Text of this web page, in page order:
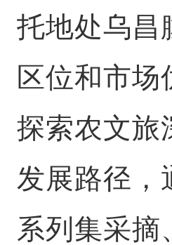
托地处乌昌
区位和市场
探索农文旅
发展路径，
系列集采摘